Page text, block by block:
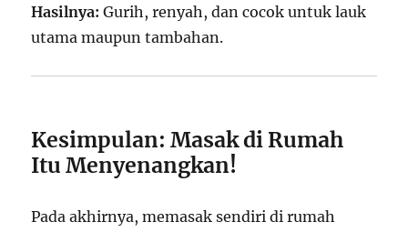
Hasilnya: Gurih, renyah, dan cocok untuk lauk
utama maupun tambahan.
Kesimpulan: Masak di Rumah
Itu Menyenangkan!
Pada akhirnya, memasak sendiri di rumah